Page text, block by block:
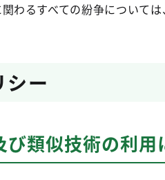
わるすべての紛争について
ー
類似技術の利用